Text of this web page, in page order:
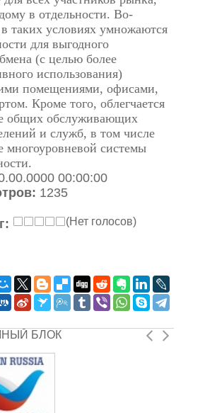
в отдельности. Во-
таких условиях умножаются
для выгодного
(с целью более
использования)
помещениями, офисами,
Кроме того, облегчается
общих обслуживающих
и служб, в том числе
многоуровневой системы
00:00:00
1235
(Нет голосов)
БЛОК